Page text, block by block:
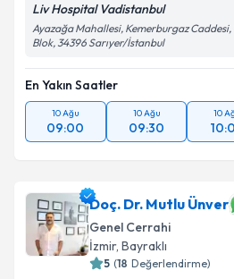
Liv Hospital Vadistanbul
Ayazağa Mahallesi, Kemerburgaz Caddesi,
Blok, 34396 Sarıyer/İstanbul
En Yakın Saatler
10 Ağu
09:00
10 Ağu
09:30
10
Doç. Dr. Mutlu Ünver
Genel Cerrahi
İzmir, Bayraklı
5 (18 Değerlendirme)